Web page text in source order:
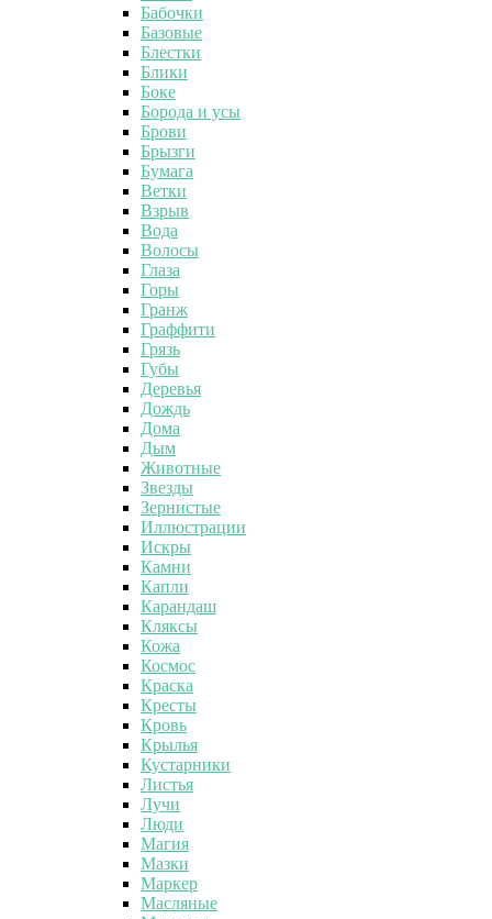
Бабочки
Базовые
Блестки
Блики
Боке
Борода и усы
Брови
Брызги
Бумага
Ветки
Взрыв
Вода
Волосы
Глаза
Горы
Гранж
Граффити
Грязь
Губы
Деревья
Дождь
Дома
Дым
Животные
Звезды
Зернистые
Иллюстрации
Искры
Камни
Капли
Карандаш
Кляксы
Кожа
Космос
Краска
Кресты
Кровь
Крылья
Кустарники
Листья
Лучи
Люди
Магия
Мазки
Маркер
Масляные